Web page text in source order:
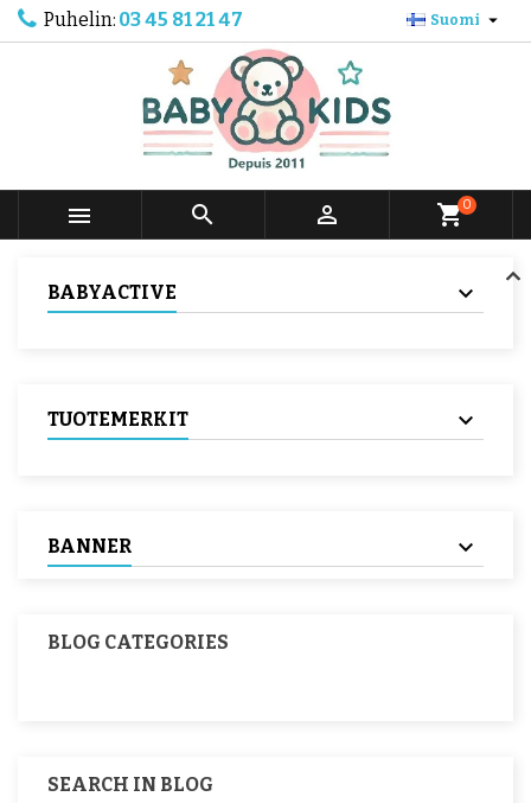
Puhelin: 03 45 81 21 47 Suomi 
   shopping_cart0
BABYACTIVE
TUOTEMERKIT
BANNER
BLOG CATEGORIES
SEARCH IN BLOG